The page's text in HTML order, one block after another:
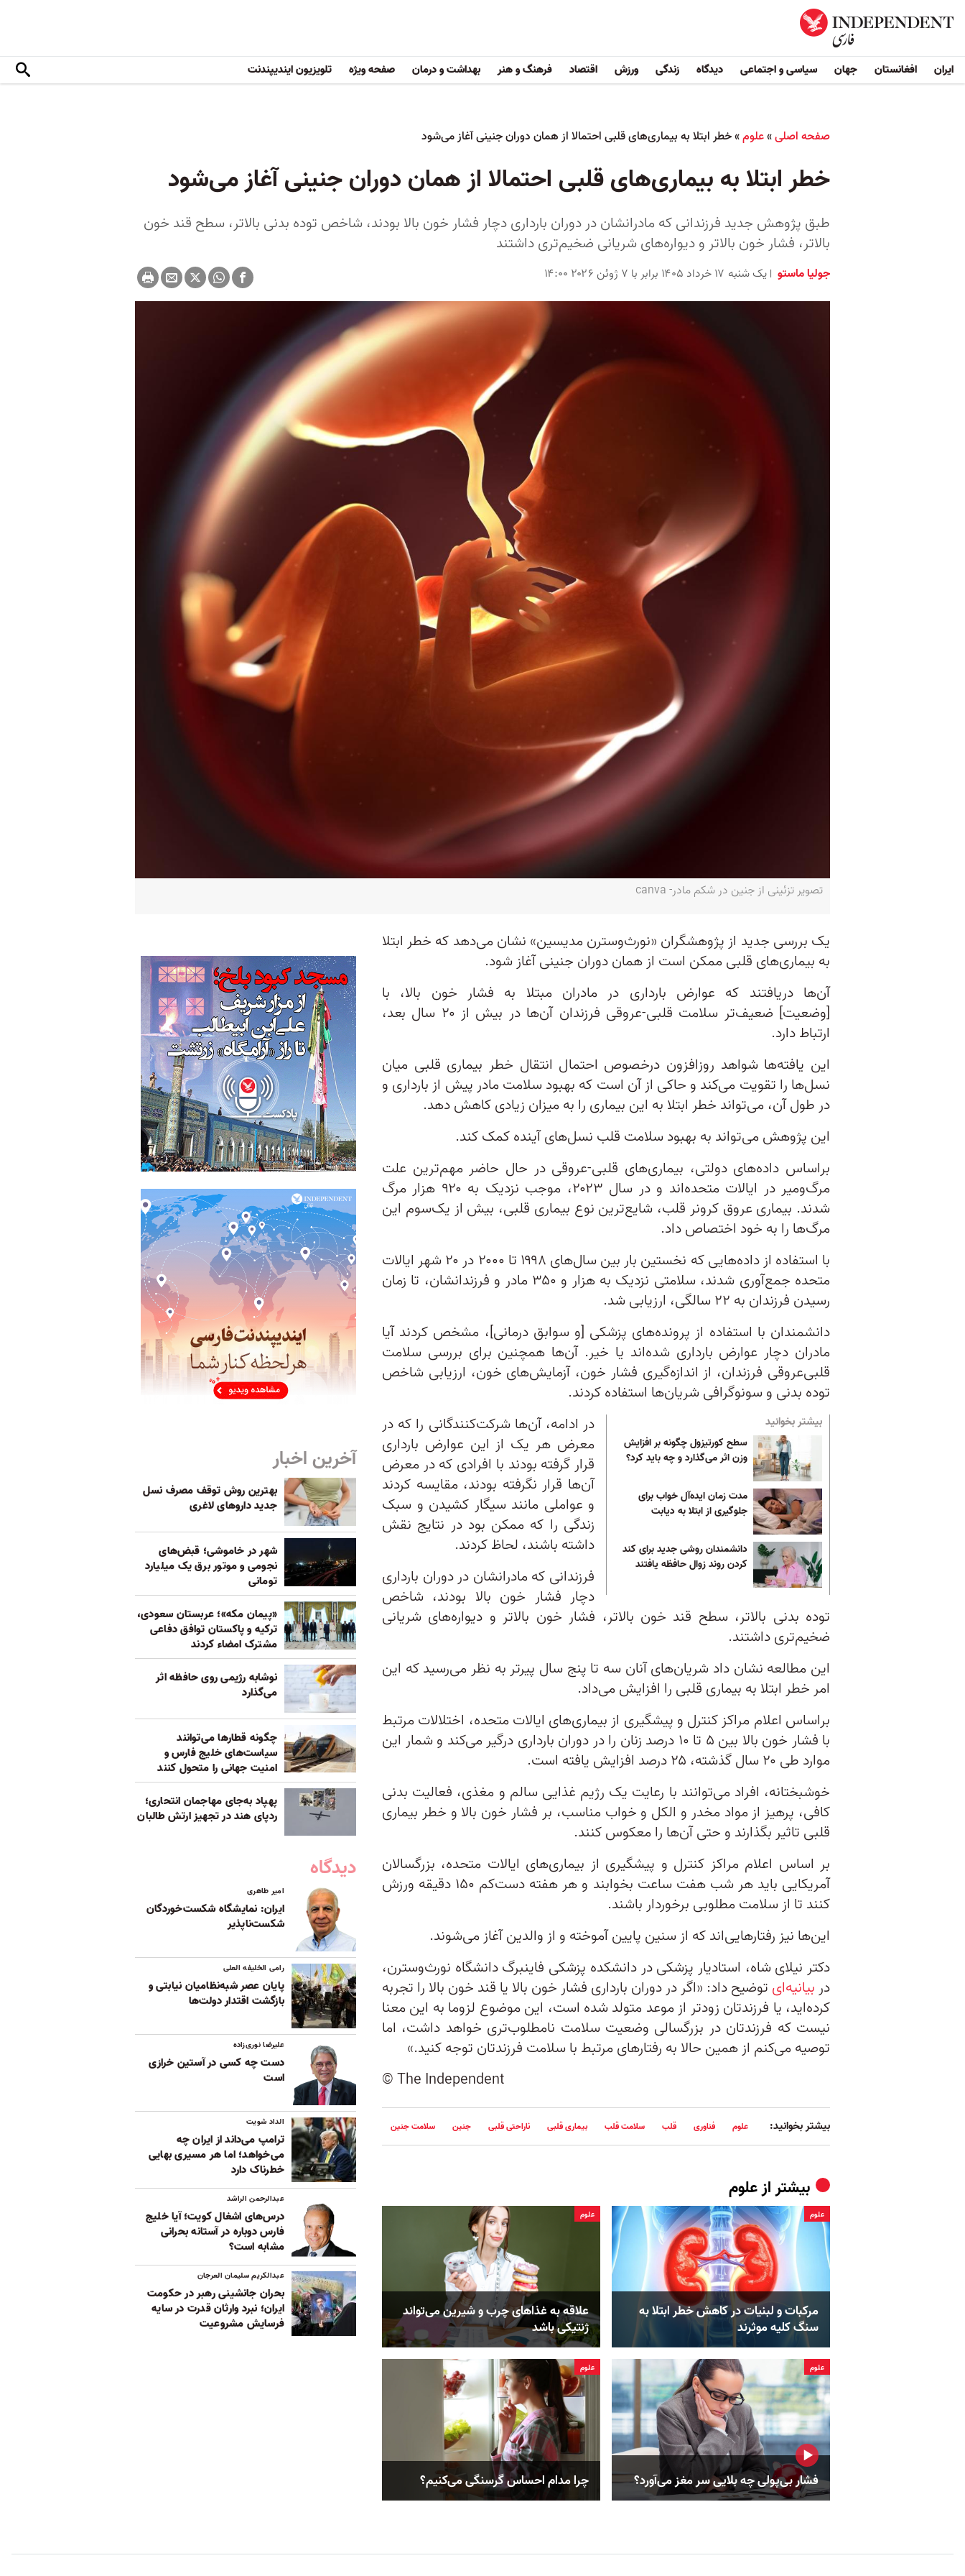
ایران افغانستان جهان سیاسی و اجتماعی دیدگاه زندگی ورزش اقتصاد فرهنگ و هنر بهداشت و درمان صفحه ویژه تلویزیون ایندیپندنت
صفحه اصلی»علوم»خطر ابتلا به بیماری‌های قلبی احتمالا از همان دوران جنینی آغاز می‌شود
خطر ابتلا به بیماری‌های قلبی احتمالا از همان دوران جنینی آغاز می‌شود
طبق پژوهش جدید فرزندانی که مادرانشان در دوران بارداری دچار فشار خون بالا بودند، شاخص توده بدنی بالاتر، سطح قند خون
بالاتر، فشار خون بالاتر و دیواره‌های شریانی ضخیم‌تری داشتند
جولیا ماستو یک شنبه ۱۷ خرداد ۱۴۰۵ برابر با ۷ ژوئن ۲۰۲۶ ۱۴:۰۰
تصویر تزئینی از جنین در شکم مادر- canva
یک بررسی جدید از پژوهشگران «نورث‌وسترن مدیسین» نشان می‌دهد که خطر ابتلا
به بیماری‌های قلبی ممکن است از همان دوران جنینی آغاز شود.
آن‌ها دریافتند که عوارض بارداری در مادران مبتلا به فشار خون بالا، با
[وضعیت] ضعیف‌تر سلامت قلبی‌-عروقی فرزندان آن‌ها در بیش از ۲۰ سال بعد،
ارتباط دارد.
این یافته‌ها شواهد روزافزون درخصوص احتمال انتقال خطر بیماری قلبی میان
نسل‌ها را تقویت می‌کند و حاکی از آن است که بهبود سلامت مادر پیش از بارداری و
در طول آن، می‌تواند خطر ابتلا به این بیماری را به میزان زیادی کاهش دهد.
این پژوهش می‌تواند به بهبود سلامت قلب نسل‌های آینده کمک کند.
براساس داده‌های دولتی، بیماری‌های قلبی‌-عروقی در حال حاضر مهم‌ترین علت
مرگ‌ومیر در ایالات متحده‌اند و در سال ۲۰۲۳، موجب نزدیک به ۹۲۰ هزار مرگ
شدند. بیماری عروق کرونر قلب، شایع‌ترین نوع بیماری قلبی، بیش از یک‌سوم این
مرگ‌ها را به خود اختصاص داد.
با استفاده از داده‌هایی که نخستین بار بین سال‌های ۱۹۹۸ تا ۲۰۰۰ در ۲۰ شهر ایالات
متحده جمع‌آوری شدند، سلامتی نزدیک به هزار و ۳۵۰ مادر و فرزندانشان، تا زمان
رسیدن فرزندان به ۲۲ سالگی، ارزیابی شد.
دانشمندان با استفاده از پرونده‌های پزشکی [و سوابق درمانی]، مشخص کردند آیا
مادران دچار عوارض بارداری شده‌اند یا خیر. آن‌ها همچنین برای بررسی سلامت
قلبی‌عروقی فرزندان، از اندازه‌گیری فشار خون، آزمایش‌های خون، ارزیابی شاخص
توده بدنی و سونوگرافی شریان‌ها استفاده کردند.
بیشتر بخوانید
سطح کورتیزول چگونه بر افزایش
وزن اثر می‌گذارد و چه باید کرد؟
مدت زمان ایده‌آل خواب برای
جلوگیری از ابتلا به دیابت
دانشمندان روشی جدید برای کند
کردن روند زوال حافظه یافتند
در ادامه، آن‌ها شرکت‌کنندگانی را که در
معرض هر یک از این عوارض بارداری
قرار گرفته بودند با افرادی که در معرض
آن‌ها قرار نگرفته بودند، مقایسه کردند
و عواملی مانند سیگار کشیدن و سبک
زندگی را که ممکن بود در نتایج نقش
داشته باشند، لحاظ کردند.
فرزندانی که مادرانشان در دوران بارداری
دچار فشار خون بالا بودند، شاخص
توده بدنی بالاتر، سطح قند خون بالاتر، فشار خون بالاتر و دیواره‌های شریانی
ضخیم‌تری داشتند.
این مطالعه نشان داد شریان‌های آنان سه تا پنج سال پیرتر به نظر می‌رسید که این
امر خطر ابتلا به بیماری قلبی را افزایش می‌داد.
براساس اعلام مراکز کنترل و پیشگیری از بیماری‌های ایالات متحده، اختلالات مرتبط
با فشار خون بالا بین ۵ تا ۱۰ درصد زنان را در دوران بارداری درگیر می‌کند و شمار این
موارد طی ۲۰ سال گذشته، ۲۵ درصد افزایش یافته است.
خوشبختانه، افراد می‌توانند با رعایت یک رژیم غذایی سالم و مغذی، فعالیت بدنی
کافی، پرهیز از مواد مخدر و الکل و خواب مناسب، بر فشار خون بالا و خطر بیماری
قلبی تاثیر بگذارند و حتی آن‌ها را معکوس کنند.
بر اساس اعلام مراکز کنترل و پیشگیری از بیماری‌های ایالات متحده، بزرگسالان
آمریکایی باید هر شب هفت ساعت بخوابند و هر هفته دست‌کم ۱۵۰ دقیقه ورزش
کنند تا از سلامت مطلوبی برخوردار باشند.
این‌ها نیز رفتارهایی‌اند که از سنین پایین آموخته و از والدین آغاز می‌شوند.
دکتر نیلای شاه، استادیار پزشکی در دانشکده پزشکی فاینبرگ دانشگاه نورث‌وسترن،
دربیانیه‌ای توضیح داد: «اگر در دوران بارداری فشار خون بالا یا قند خون بالا را تجربه
کرده‌اید، یا فرزندتان زودتر از موعد متولد شده است، این موضوع لزوما به این معنا
نیست که فرزندتان در بزرگسالی وضعیت سلامت نامطلوب‌تری خواهد داشت، اما
توصیه می‌کنم از همین حالا به رفتارهای مرتبط با سلامت فرزندتان توجه کنید.»
© The Independent
بیشتر بخوانید: علوم فناوری قلب سلامت قلب بیماری قلبی ناراحتی قلبی جنین سلامت جنین
بیشتر ازعلوم
علوم
مرکبات و لبنیات در کاهش خطر ابتلا به
سنگ کلیه موثرند
علوم
علاقه به غذاهای چرب و شیرین می‌تواند
ژنتیکی باشد
علوم
فشار بی‌پولی چه بلایی سر مغز می‌آورد؟
علوم
چرا مدام احساس گرسنگی می‌کنیم؟
آخرین اخبار
بهترین روش توقف مصرف نسل
جدید داروهای لاغری
شهر در خاموشی؛ قبض‌های
نجومی و موتور برق یک میلیارد
تومانی
«پیمان مکه»؛ عربستان سعودی،
ترکیه و پاکستان توافق دفاعی
مشترک امضاء کردند
نوشابه رژیمی روی حافظه اثر
می‌گذارد
چگونه قطارها می‌توانند
سیاست‌های خلیج فارس و
امنیت جهانی را متحول کنند
پهپاد به‌جای مهاجمان انتحاری؛
ردپای هند در تجهیز ارتش طالبان
دیدگاه
امیر طاهری
ایران: نمایشگاه شکست‌خوردگان
شکست‌ناپذیر
رامی الخلیفه العلی
پایان عصر شبه‌نظامیان نیابتی و
بازگشت اقتدار دولت‌ها
علیرضا نوری‌زاده
دست چه کسی در آستین خرازی
است
الداد شویت
ترامپ می‌داند از ایران چه
می‌خواهد؛ اما هر مسیری بهایی
خطرناک دارد
عبدالرحمن الراشد
درس‌های اشغال کویت؛ آیا خلیج
فارس دوباره در آستانه بحرانی
مشابه است؟
عبدالکریم سلیمان العرجان
بحران جانشینی رهبر در حکومت
ایران؛ نبرد وارثان قدرت در سایه
فرسایش مشروعیت